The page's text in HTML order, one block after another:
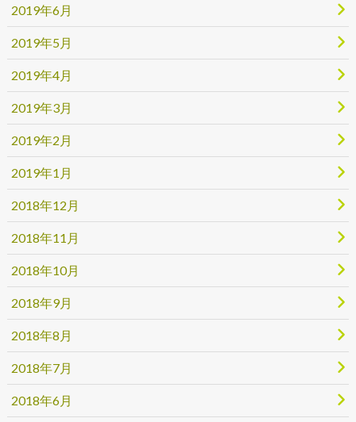
2019年6月
2019年5月
2019年4月
2019年3月
2019年2月
2019年1月
2018年12月
2018年11月
2018年10月
2018年9月
2018年8月
2018年7月
2018年6月